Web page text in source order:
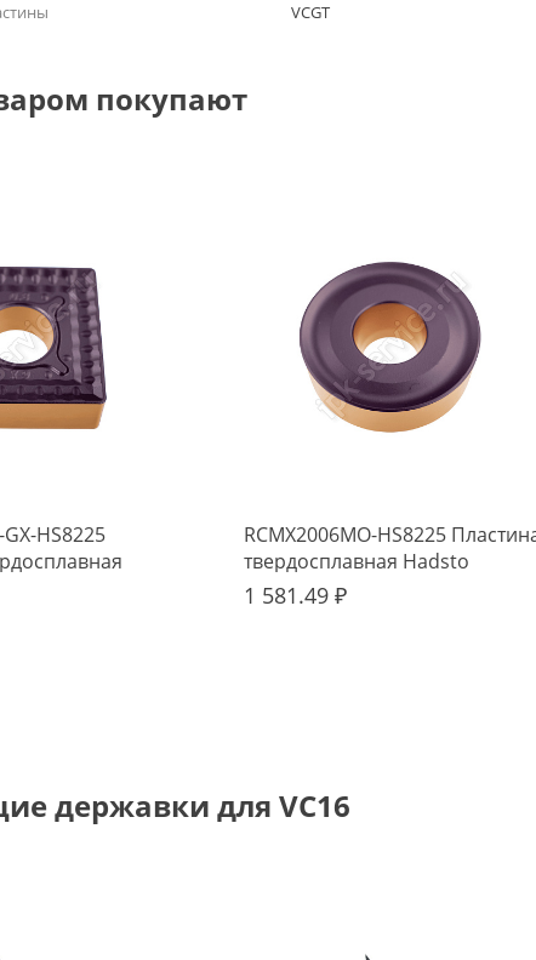
VCGT
покупают
HS8225
RCMX2006MO-HS8225
твердосплавная Hadsto
1 581.49 ₽
державки для VC16